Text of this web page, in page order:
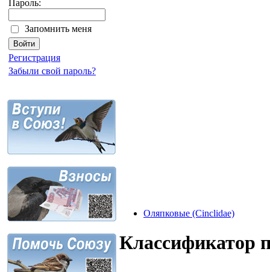
Пароль:
Запомнить меня
Регистрация
Забыли свой пароль?
Оляпковые (Cinclidae)
Классификатор